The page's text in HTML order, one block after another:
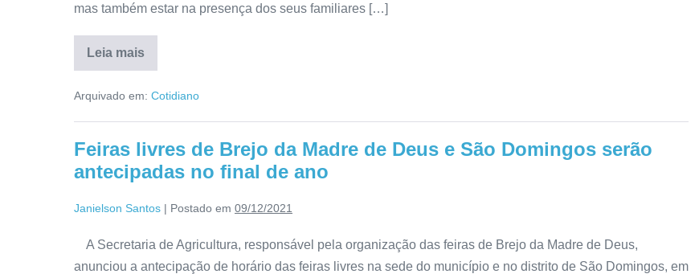
mas também estar na presença dos seus familiares […]
Leia mais
Arquivado em: Cotidiano
Feiras livres de Brejo da Madre de Deus e São Domingos serão
antecipadas no final de ano
Janielson Santos | Postado em 09/12/2021
A Secretaria de Agricultura, responsável pela organização das feiras de Brejo da Madre de Deus,
anunciou a antecipação de horário das feiras livres na sede do município e no distrito de São Domingos, em